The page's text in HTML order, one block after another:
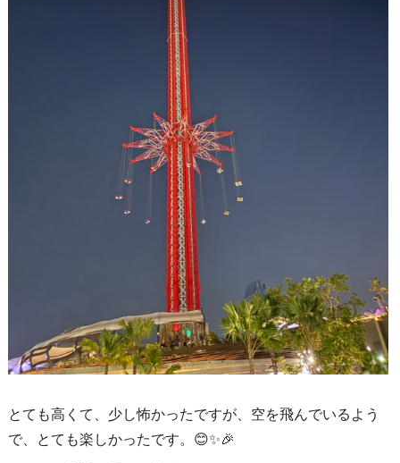
とても高くて、少し怖かったですが、空を飛んでいるよう
で、とても楽しかったです。😊✨🎉